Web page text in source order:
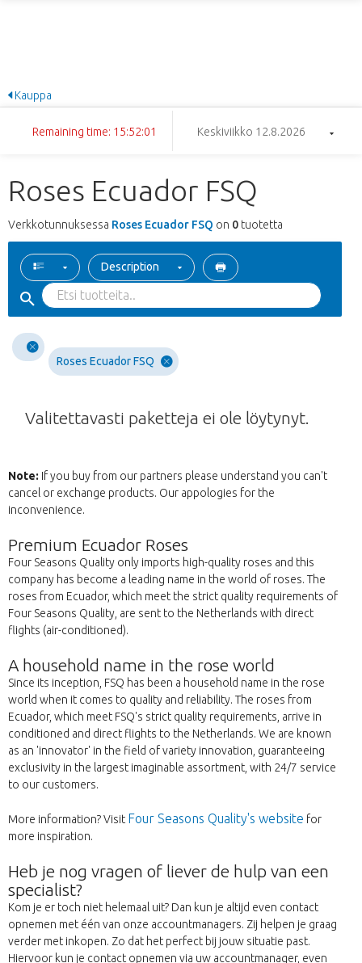
Kauppa
Remaining time: 15:52:01 Keskiviikko 12.8.2026
Roses Ecuador FSQ
Verkkotunnuksessa Roses Ecuador FSQ on 0 tuotetta
Description
Roses Ecuador FSQ
Valitettavasti paketteja ei ole löytynyt.
Note: If you buy from our partners please understand you can't
cancel or exchange products. Our appologies for the
inconvenience.
Premium Ecuador Roses
Four Seasons Quality only imports high-quality roses and this
company has become a leading name in the world of roses. The
roses from Ecuador, which meet the strict quality requirements of
Four Seasons Quality, are sent to the Netherlands with direct
flights (air-conditioned).
A household name in the rose world
Since its inception, FSQ has been a household name in the rose
world when it comes to quality and reliability. The roses from
Ecuador, which meet FSQ's strict quality requirements, arrive in
conditioned and direct flights to the Netherlands. We are known
as an 'innovator' in the field of variety innovation, guaranteeing
exclusivity in the largest imaginable assortment, with 24/7 service
to our customers.
More information? Visit Four Seasons Quality's website for
more inspiration.
Heb je nog vragen of liever de hulp van een
specialist?
Kom je er toch niet helemaal uit? Dan kun je altijd even contact
opnemen met één van onze accountmanagers. Zij helpen je graag
verder met inkopen. Zo dat het perfect bij jouw situatie past.
Hiervoor kun je contact opnemen via uw accountmanager, even